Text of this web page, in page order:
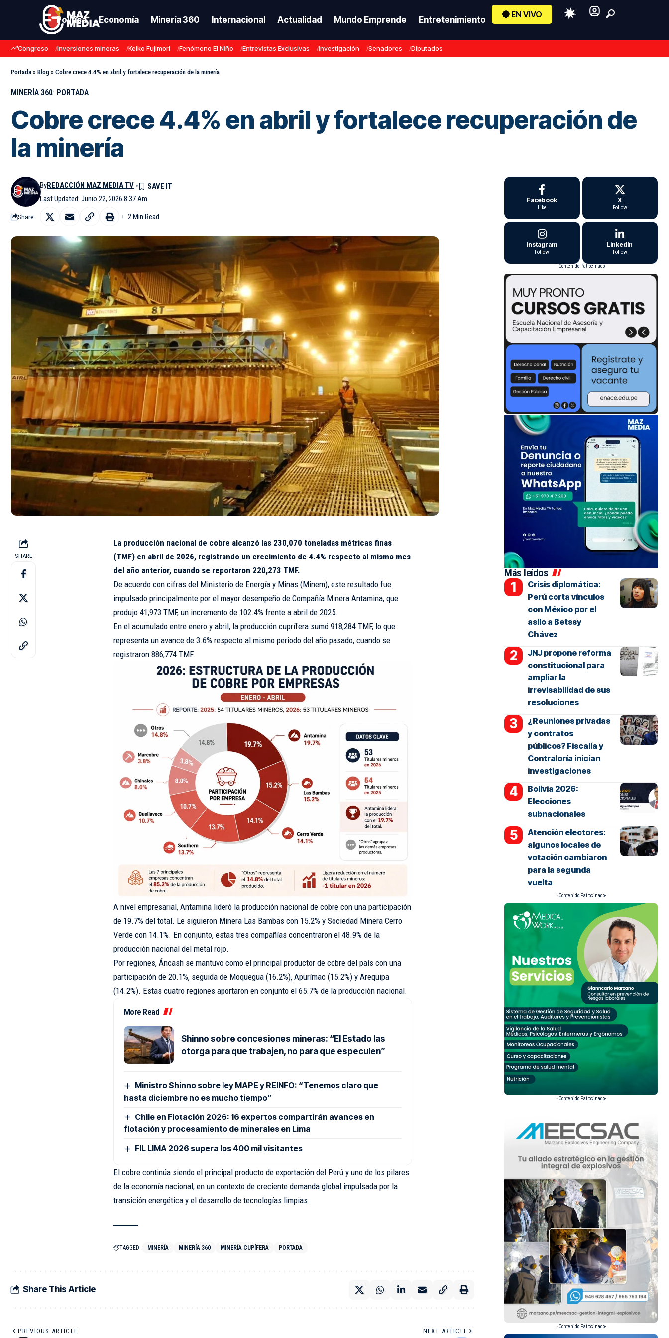
Política Economía Minería 360 Internacional Actualidad Mundo Emprende Entretenimiento
🔴 EN VIVO
Congreso Inversiones mineras Keiko Fujimori Fenómeno El Niño Entrevistas Exclusivas Investigación Senadores Diputados
Portada » Blog » Cobre crece 4.4% en abril y fortalece recuperación de la minería
MINERÍA 360 PORTADA
Cobre crece 4.4% en abril y fortalece recuperación de
la minería
Last Updated: Junio 22, 2026 8:37 Am
ByREDACCIÓN MAZ MEDIA TV
Share 2 Min Read
SHARE
La producción nacional de cobre alcanzó las 230,070 toneladas métricas finas
(TMF) en abril de 2026, registrando un crecimiento de 4.4% respecto al mismo mes
del año anterior, cuando se reportaron 220,273 TMF.
De acuerdo con cifras del Ministerio de Energía y Minas (Minem), este resultado fue
impulsado principalmente por el mayor desempeño de Compañía Minera Antamina, que
produjo 41,973 TMF, un incremento de 102.4% frente a abril de 2025.
En el acumulado entre enero y abril, la producción cuprífera sumó 918,284 TMF, lo que
representa un avance de 3.6% respecto al mismo periodo del año pasado, cuando se
registraron 886,774 TMF.
A nivel empresarial, Antamina lideró la producción nacional de cobre con una participación
de 19.7% del total. Le siguieron Minera Las Bambas con 15.2% y Sociedad Minera Cerro
Verde con 14.1%. En conjunto, estas tres compañías concentraron el 48.9% de la
producción nacional del metal rojo.
Por regiones, Áncash se mantuvo como el principal productor de cobre del país con una
participación de 20.1%, seguida de Moquegua (16.2%), Apurímac (15.2%) y Arequipa
(14.2%). Estas cuatro regiones aportaron en conjunto el 65.7% de la producción nacional.
More Read
Shinno sobre concesiones mineras: “El Estado las
otorga para que trabajen, no para que especulen”
Ministro Shinno sobre ley MAPE y REINFO: “Tenemos claro que
hasta diciembre no es mucho tiempo”
Chile en Flotación 2026: 16 expertos compartirán avances en
flotación y procesamiento de minerales en Lima
FIL LIMA 2026 supera los 400 mil visitantes
El cobre continúa siendo el principal producto de exportación del Perú y uno de los pilares
de la economía nacional, en un contexto de creciente demanda global impulsada por la
transición energética y el desarrollo de tecnologías limpias.
TAGGED: MINERÍA MINERÍA 360 MINERÍA CUPÍFERA PORTADA
Share This Article
PREVIOUS ARTICLE NEXT ARTICLE
Facebook
Like
X
Follow
Instagram
Follow
LinkedIn
Follow
- Contenido Patrocinado-
Más leídos
Crisis diplomática:
Perú corta vínculos
con México por el
asilo a Betssy
Chávez
JNJ propone reforma
constitucional para
ampliar la
irrevisabilidad de sus
resoluciones
¿Reuniones privadas
y contratos
públicos? Fiscalía y
Contraloría inician
investigaciones
Bolivia 2026:
Elecciones
subnacionales
Atención electores:
algunos locales de
votación cambiaron
para la segunda
vuelta
- Contenido Patrocinado-
- Contenido Patrocinado-
- Contenido Patrocinado-